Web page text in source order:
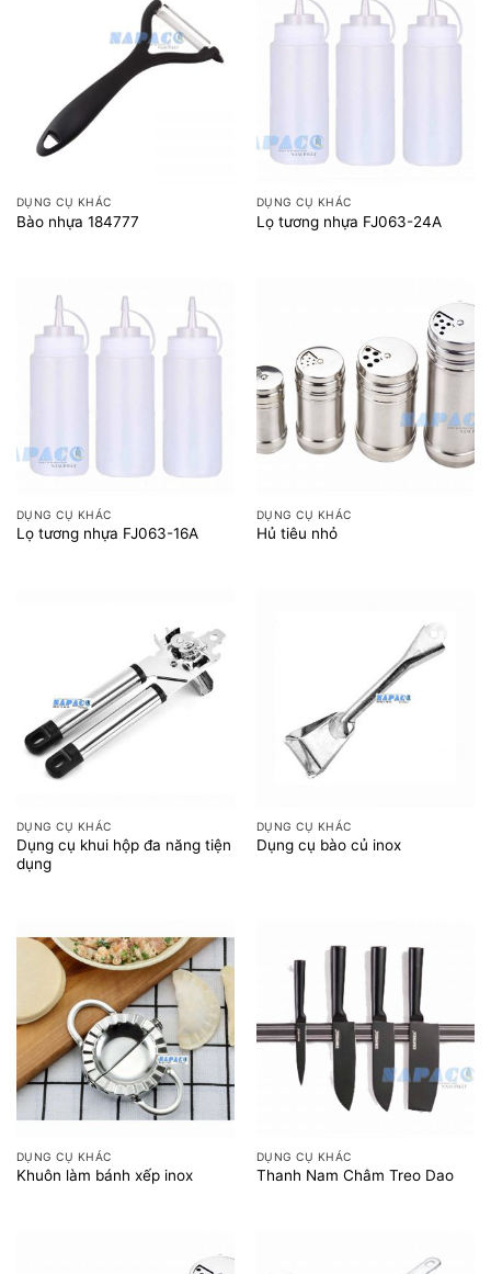
DỤNG CỤ KHÁC
Bào nhựa 184777
DỤNG CỤ KHÁC
Lọ tương nhựa FJ063-24A
DỤNG CỤ KHÁC
Lọ tương nhựa FJ063-16A
DỤNG CỤ KHÁC
Hủ tiêu nhỏ
DỤNG CỤ KHÁC
Dụng cụ khui hộp đa năng tiện
dụng
DỤNG CỤ KHÁC
Dụng cụ bào củ inox
DỤNG CỤ KHÁC
Khuôn làm bánh xếp inox
DỤNG CỤ KHÁC
Thanh Nam Châm Treo Dao